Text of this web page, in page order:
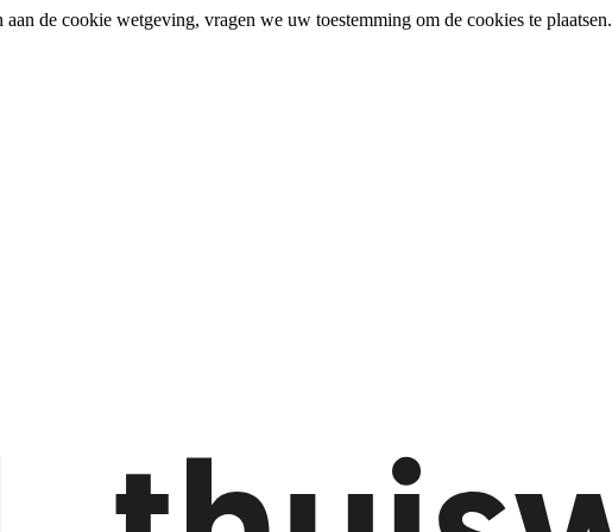
de cookie wetgeving, vragen we uw toestemming om de cookies te plaatsen.